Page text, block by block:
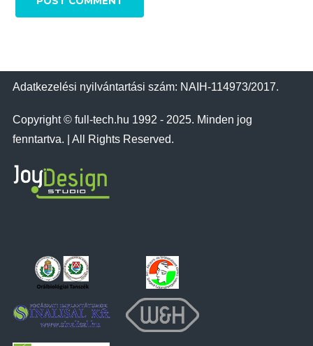
Adatkezelési nyilvántartási szám: NAIH-114973/2017.
Copyright © full-tech.hu 1992 - 2025. Minden jog
fenntartva. | All Rights Reserved.